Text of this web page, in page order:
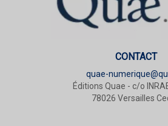
CONTACT
quae-
Éditions Quae - c/o
78026 Versailles